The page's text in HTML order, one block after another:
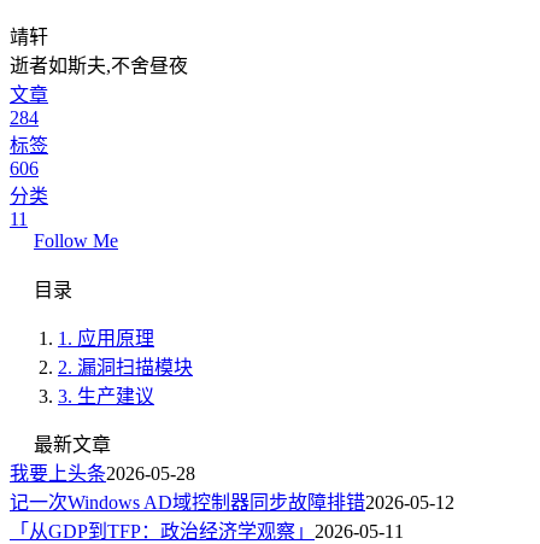
靖轩
逝者如斯夫,不舍昼夜
文章
284
标签
606
分类
11
Follow Me
目录
1. 应用原理
2. 漏洞扫描模块
3. 生产建议
最新文章
我要上头条2026-05-28
记一次Windows AD域控制器同步故障排错2026-05-12
「从GDP到TFP：政治经济学观察」 2026-05-11